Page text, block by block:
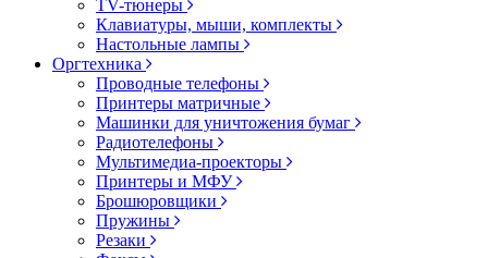
TV-тюнеры
Клавиатуры, мыши, комплекты
Настольные лампы
Оргтехника
Проводные телефоны
Принтеры матричные
Машинки для уничтожения бумаг
Радиотелефоны
Мультимедиа-проекторы
Принтеры и МФУ
Брошюровщики
Пружины
Резаки